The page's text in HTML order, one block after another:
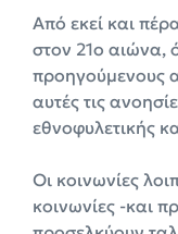
Από εκεί και
στον 21ο αιώνα,
προηγούμενους
αυτές τις
εθνοφυλετικής
Οι κοινωνίες
κοινωνίες -και